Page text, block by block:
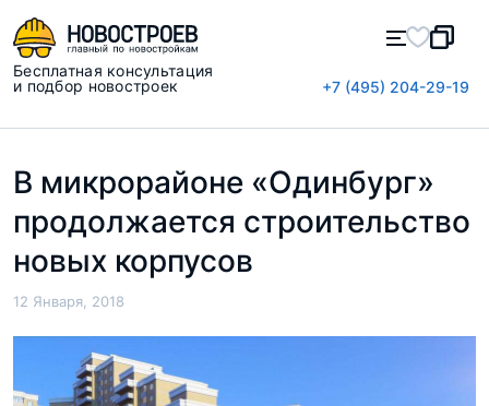
Бесплатная консультация
и подбор новостроек
+7 (495) 204-29-19
В микрорайоне «Одинбург»
продолжается строительство
новых корпусов
12 Января, 2018